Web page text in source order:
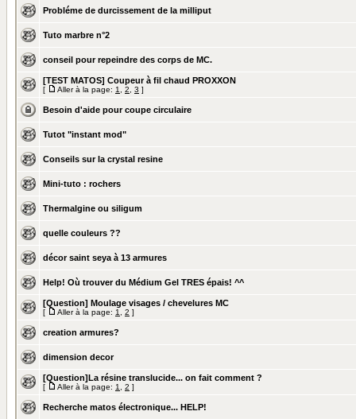
Probléme de durcissement de la milliput
Tuto marbre n°2
conseil pour repeindre des corps de MC.
[TEST MATOS] Coupeur à fil chaud PROXXON
[ Aller à la page: 1 2 3 ]
Besoin d'aide pour coupe circulaire
Tutot "instant mod"
Conseils sur la crystal resine
Mini-tuto : rochers
Thermalgine ou siligum
quelle couleurs ??
décor saint seya à 13 armures
Help! Où trouver du Médium Gel TRES épais! ^^
[Question] Moulage visages / chevelures MC
[ Aller à la page: 1 2 ]
creation armures?
dimension decor
[Question]La résine translucide... on fait comment ?
[ Aller à la page: 1 2 ]
Recherche matos électronique... HELP!